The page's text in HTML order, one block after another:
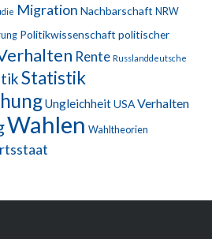
Migration Nachbarschaft NRW
Politikwissenschaft politischer
Rente Russlanddeutsche
Statistik
UngleichheitUSAVerhalten
Wahlen Wahltheorien